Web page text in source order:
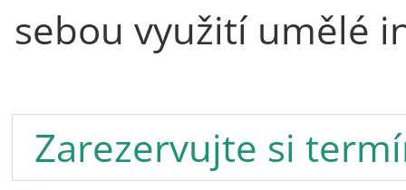
sebou využití umělé
Zarezervujte si